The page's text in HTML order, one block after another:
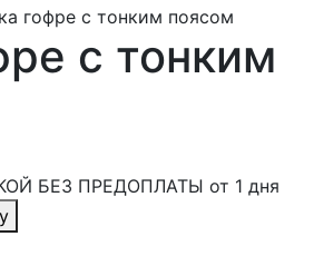
с тонким
БЕЗ ПРЕДОПЛАТЫ от 1 дня